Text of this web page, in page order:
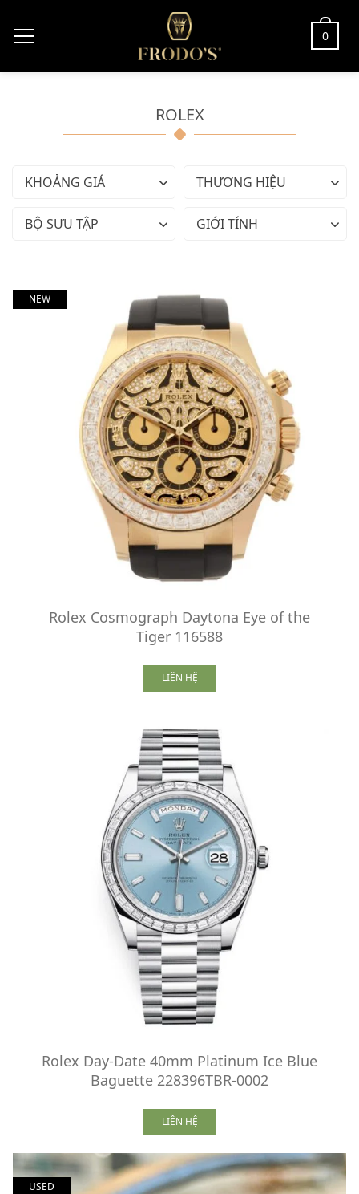
0
ROLEX
KHOẢNG GIÁ THƯƠNG HIỆU
BỘ SƯU TẬP GIỚI TÍNH
NEW
Rolex Cosmograph Daytona Eye of the
Tiger 116588
LIÊN HỆ
Rolex Day-Date 40mm Platinum Ice Blue
Baguette 228396TBR-0002
LIÊN HỆ
USED